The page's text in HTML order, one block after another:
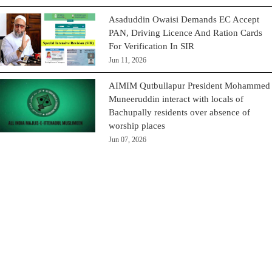
Asaduddin Owaisi Demands EC Accept
PAN, Driving Licence And Ration Cards
For Verification In SIR
Jun 11, 2026
AIMIM Qutbullapur President Mohammed
Muneeruddin interact with locals of
Bachupally residents over absence of
worship places
Jun 07, 2026